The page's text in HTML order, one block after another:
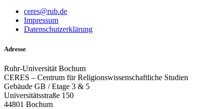
ceres@rub.de
Impressum
Datenschutzerklärung
Adresse
Ruhr-Universität Bochum
CERES – Centrum für Religionswissenschaftliche Studien
Gebäude GB / Etage 3 & 5
Universitätsstraße 150
44801 Bochum